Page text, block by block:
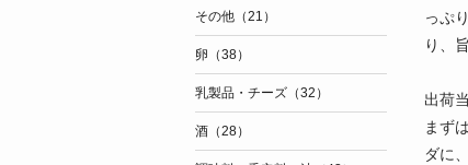
っぷ
り、
出荷
まず
ダに
その他（21）
卵（38）
乳製品・チーズ（32）
酒（28）